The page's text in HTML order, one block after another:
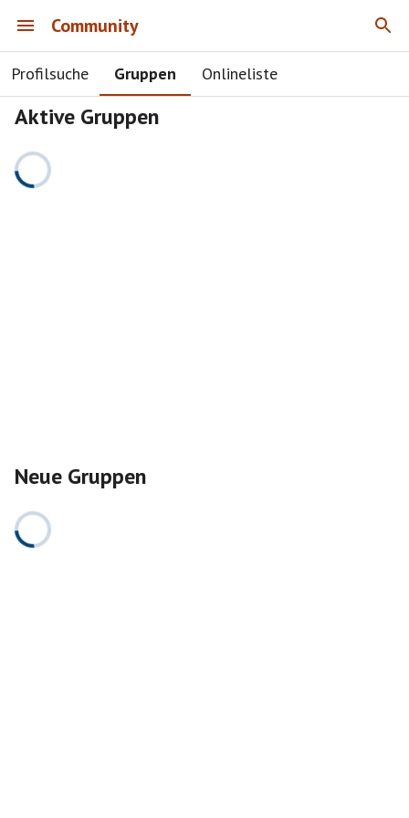
Community
Profilsuche Gruppen Onlineliste
Aktive Gruppen
Neue Gruppen